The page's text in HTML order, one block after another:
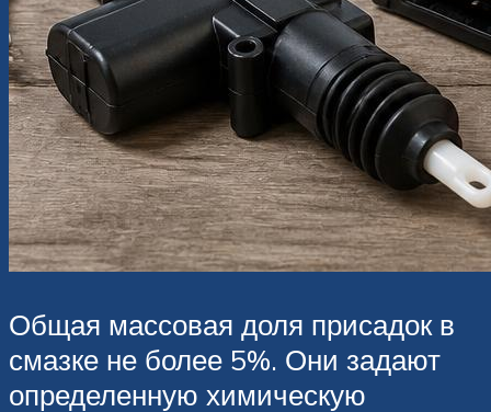
Общая массовая доля присадок в
смазке не более 5%. Они задают
определенную химическую